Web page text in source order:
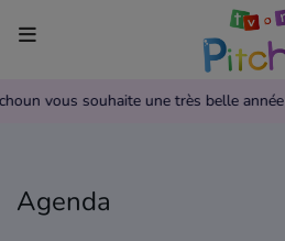
vous souhaite une très belle année
Accueil
Grille des programmes TV
Agenda